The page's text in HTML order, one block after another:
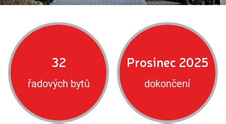
32
řadových bytů
Prosinec 2025
dokončení